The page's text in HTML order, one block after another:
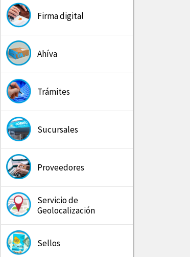
Firma digital
Ahíva
Trámites
Sucursales
Proveedores
Servicio de
Geolocalización
Sellos